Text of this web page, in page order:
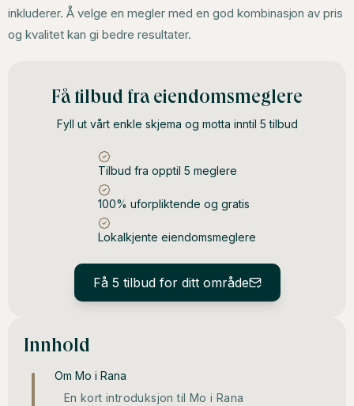
inkluderer. Å velge en megler med en god kombinasjon av pris
og kvalitet kan gi bedre resultater.
Få tilbud fra eiendomsmeglere
Fyll ut vårt enkle skjema og motta inntil 5 tilbud
Tilbud fra opptil 5 meglere
100% uforpliktende og gratis
Lokalkjente eiendomsmeglere
Få 5 tilbud for ditt område
Innhold
Om Mo i Rana
En kort introduksjon til Mo i Rana